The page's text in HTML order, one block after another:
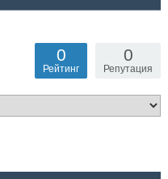
0
Репутация
0
Рейтинг